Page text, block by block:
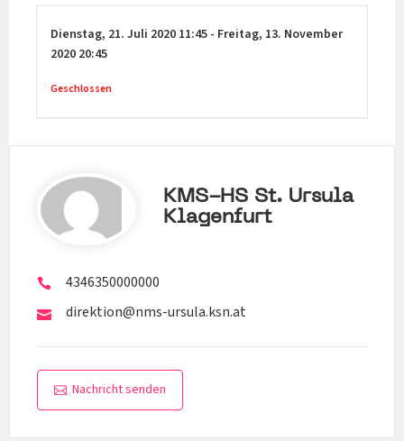
Dienstag, 21. Juli 2020 11:45 - Freitag, 13. November
2020 20:45
Geschlossen
KMS-HS St. Ursula
Klagenfurt
4346350000000
direktion@nms-ursula.ksn.at
Nachricht senden